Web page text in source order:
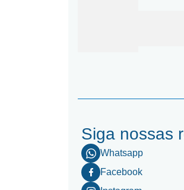
Siga nossas
Whatsapp
Facebook